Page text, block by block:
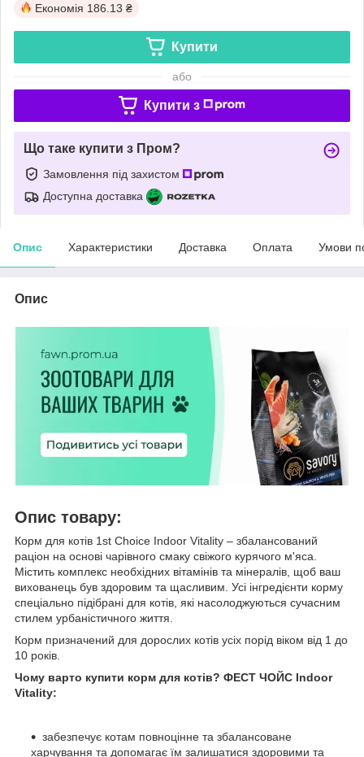
Економія 186.13 ₴
Купити
або
Купити з
Що таке купити з Пром?
Замовлення під захистом
Доступна доставка
Опис Характеристики Доставка Оплата Умови
Опис
Опис товару:
Корм для котів 1st Choice Indoor Vitality – збалансований
раціон на основі чарівного смаку свіжого курячого м'яса.
Містить комплекс необхідних вітамінів та мінералів, щоб ваш
вихованець був здоровим та щасливим. Усі інгредієнти корму
спеціально підібрані для котів, які насолоджуються сучасним
стилем урбаністичного життя.
Корм призначений для дорослих котів усіх порід віком від 1 до
10 років.
Чому варто купити корм для котів? ФЕСТ ЧОЙС Indoor
Vitality:
забезпечує котам повноцінне та збалансоване
харчування та допомагає їм залишатися здоровими та